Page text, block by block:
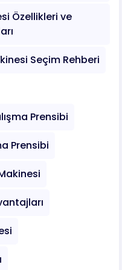
Özellikleri ve
Seçim Rehberi
Prensibi
Prensibi